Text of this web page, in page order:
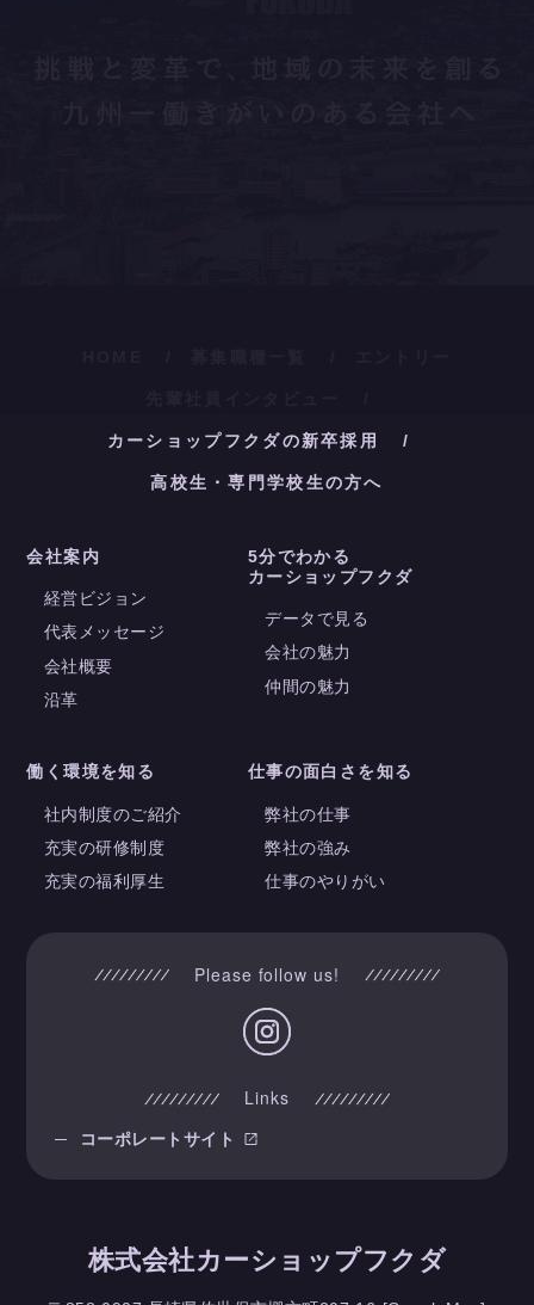
カーショップフクダの新卒採用
高校生・専門学校生の方へ
会社案内
経営ビジョン
代表メッセージ
会社概要
沿革
5分でわかる
カーショップフクダ
データで見る
会社の魅力
仲間の魅力
働く環境を知る
社内制度のご紹介
充実の研修制度
充実の福利厚生
仕事の面白さを知る
弊社の仕事
弊社の強み
仕事のやりがい
Links
コーポレートサイト
Please follow us!
株式会社カーショップフクダ